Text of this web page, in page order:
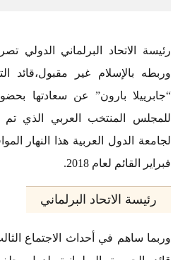
رئيسة الاتحاد البرلماني الدولي
وربطه بالإسلام غير مقبول،قائد
“جابرييلا بارون” عن سعادتها
للمجلس المنتخب العربي الذي تم
لجامعة الدول العربية هذا النهار
فبراير القائم لعام 2018.
رئيسة الاتحاد البرلماني
وربما ساهم في أحداث الاجتماع